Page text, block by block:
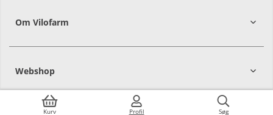
Kurv Profil Søg
Om Vilofarm
Webshop